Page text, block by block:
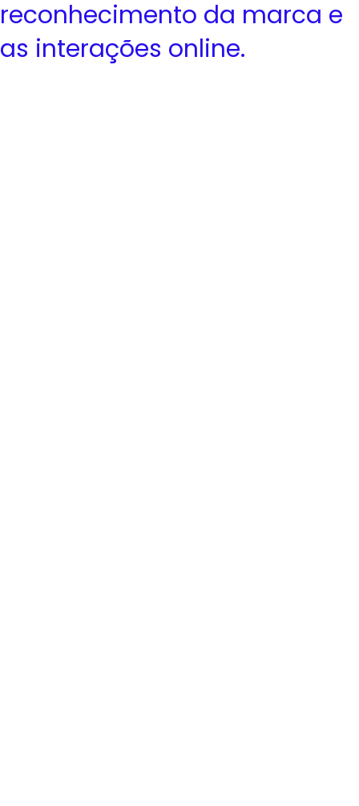
reconhecimento da marca e
as interações online.